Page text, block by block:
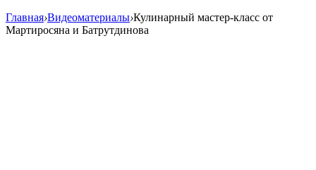
Главная›Видеоматериалы›Кулинарный мастер-класс от
Мартиросяна и Батрутдинова